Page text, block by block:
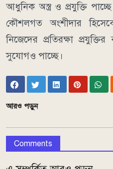
আধুনিক অস্ত্র ও প্রযুক্তি
কৌশলগত অংশীদার
নিজেদের প্রতিরক্ষা প্রযুক্তির
সুযোগও পাচ্ছে।
আরও পড়ুন
Comments